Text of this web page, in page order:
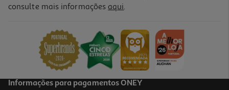
Figura Funko Egg Pocket Pop: Marvel Modelos Sortidos
12,99 €
consulte mais informações aqui.
Informações para pagamentos ONEY